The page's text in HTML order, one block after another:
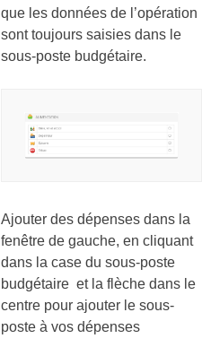
que les données de l’opération
sont toujours saisies dans le
sous-poste budgétaire.
Ajouter des dépenses dans la
fenêtre de gauche, en cliquant
dans la case du sous-poste
budgétaire et la flèche dans le
centre pour ajouter le sous-
poste à vos dépenses